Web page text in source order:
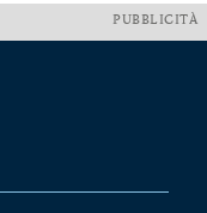
PUBBLICITÀ